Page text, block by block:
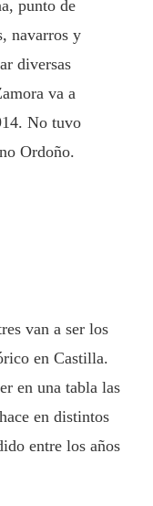
punto de
navarros y
diversas
va a
No tuvo
Ordoño.
van a ser los
en Castilla.
en una tabla las
en distintos
entre los años